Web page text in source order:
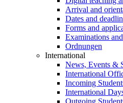
Arrival and
Dates and
Forms and
Examinations
Ordnungen
International
News, Events &
International
Incoming
International